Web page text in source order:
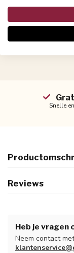
Snelle
Reviews
Heb je vragen
Neem contact